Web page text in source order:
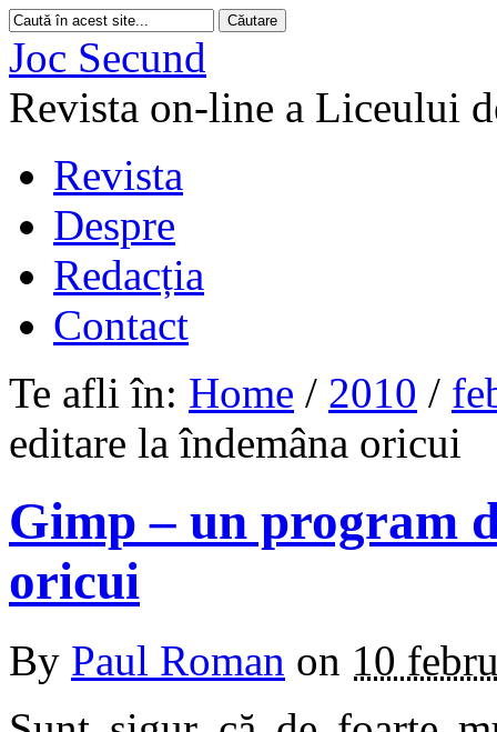
Joc Secund
Revista on-line a Liceului
Revista
Despre
Redacția
Contact
Te afli în: Home / 2010 /
editare la îndemâna oricui
Gimp – un program
oricui
By Paul Roman on 10